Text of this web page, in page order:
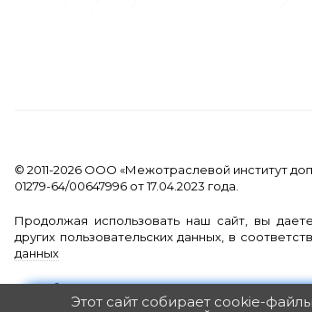
© 2011-2026 ООО «Межотраслевой институт
01279-64/00647996 от 17.04.2023 года.
Продолжая использовать наш сайт, вы
других пользовательских данных, в
данных
Разработан в Агентстве Андрея Полушина
Этот сайт собирает cookie-
ПОЛУЧИТЬ ПОДАРОК